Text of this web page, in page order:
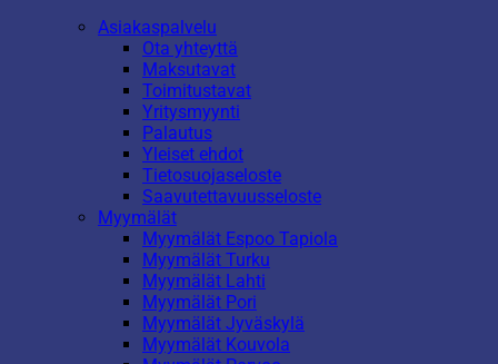
Asiakaspalvelu
Ota yhteyttä
Maksutavat
Toimitustavat
Yritysmyynti
Palautus
Yleiset ehdot
Tietosuojaseloste
Saavutettavuusseloste
Myymälät
Myymälät Espoo Tapiola
Myymälät Turku
Myymälät Lahti
Myymälät Pori
Myymälät Jyväskylä
Myymälät Kouvola